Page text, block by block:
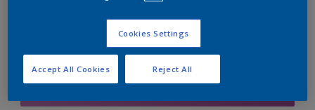
Boodschappenlijst
Cookies Settings
Reject All
Accept All Cookies